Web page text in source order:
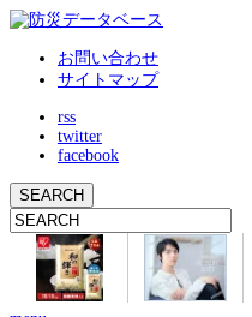
お問い合わせ
サイトマップ
rss
twitter
facebook